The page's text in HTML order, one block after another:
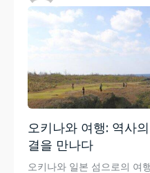
오키나와 여행: 역사
결을 만나다
오키나와 일본 섬으로의 여행은 여행객으로 하여금 독특한